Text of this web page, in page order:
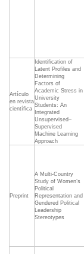
Artículo
en revista
científica
Identification of
Latent Profiles and
Determining
Factors of
Academic Stress in
University
Students: An
Integrated
Unsupervised–
Supervised
Machine Learning
Approach
Preprint
A Multi-Country
Study of Women’s
Political
Representation and
Gendered Political
Leadership
Stereotypes